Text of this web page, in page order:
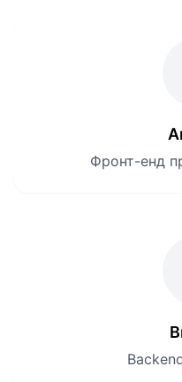
Фронт-енд